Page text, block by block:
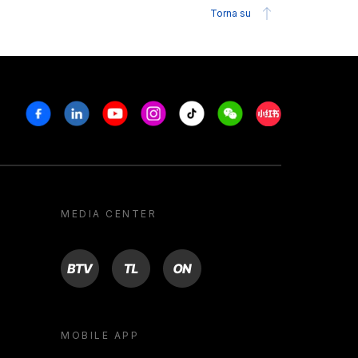
Torna su
FacebookLinkedinYoutubeInstagram
Tiktok WeechatXiaohongshu/
MEDIA CENTER
BTV TL ON
MOBILE APP